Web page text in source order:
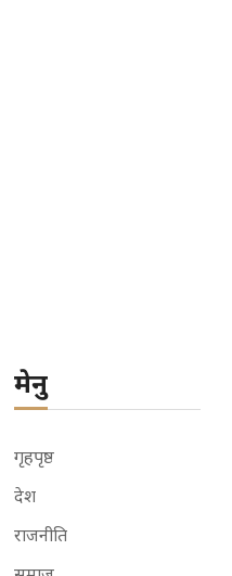
मेनु
गृहपृष्ठ
देश
राजनीति